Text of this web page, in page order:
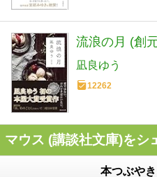
流浪の月 (創
凪良ゆう
12262
マウス (講談社文庫)をシ
本つぶや